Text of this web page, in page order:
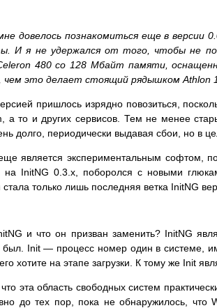
довелось познакомиться еще в версии
И я не удержался от того, чтобы не
480 со 128 Мбайт памяти,
чем это делает стоящий рядышком Athlon
пришлось изрядно повозиться,
а то и других сервисов. Тем не менее
долго, периодически выдавая сбои, но в
является экспериментальным софтом,
на InitNG 0.3.x, поборолся с новыми
только лишь последняя ветка InitNG
и что он призван заменить? InitNG
Init — процесс номер один в системе,
хотите на этапе загрузки. К тому же Init
эта область свободных систем
до тех пор, пока не обнаружилось, что